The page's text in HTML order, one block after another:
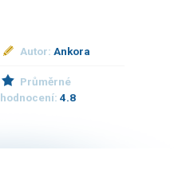
Autor:Ankora
Průměrné
hodnocení:4.8